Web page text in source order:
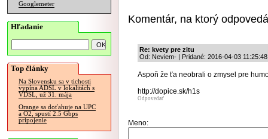
Googlemeter
Hľadanie
Top články
Na Slovensku sa v tichosti
vypína ADSL v lokalitách s
VDSL, už 31. mája
Orange sa doťahuje na UPC
a O2, spustí 2.5 Gbps
pripojenie
Komentár, na ktorý
Re: kvety pre zitu
Od: Neviem- | Pridané: 2016-04-03 11:25:48
Aspoň že ťa neobrali o zmysel pre
http://dopice.sk/h1s
Odpovedať
Meno: